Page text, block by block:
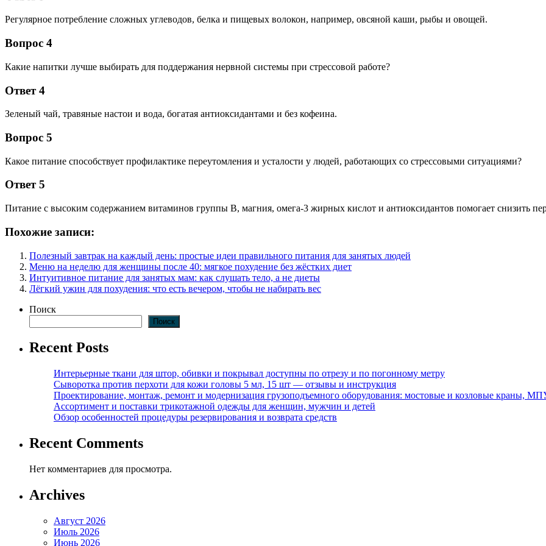
Регулярное потребление сложных углеводов, белка и пищевых волокон, например, овсяной каши, рыбы и овощей.
Вопрос 4
Какие напитки лучше выбирать для поддержания нервной системы при стрессовой работе?
Ответ 4
Зеленый чай, травяные настои и вода, богатая антиоксидантами и без кофеина.
Вопрос 5
Какое питание способствует профилактике переутомления и усталости у людей, работающих со стрессовыми ситуациями?
Ответ 5
Питание с высоким содержанием витаминов группы В, магния, омега-3 жирных кислот и антиоксидантов помогает снизить
Похожие записи:
Полезный завтрак на каждый день: простые идеи правильного питания для занятых людей
Меню на неделю для женщины после 40: мягкое похудение без жёстких диет
Интуитивное питание для занятых мам: как слушать тело, а не диеты
Лёгкий ужин для похудения: что есть вечером, чтобы не набирать вес
Поиск
Поиск
Recent Posts
Интерьерные ткани для штор, обивки и покрывал доступны по отрезу и по погонному метру
Сыворотка против перхоти для кожи головы 5 мл, 15 шт — отзывы и инструкция
Проектирование, монтаж, ремонт и модернизация грузоподъемного оборудования: мостовые и козловые краны,
Ассортимент и поставки трикотажной одежды для женщин, мужчин и детей
Обзор особенностей процедуры резервирования и возврата средств
Recent Comments
Нет комментариев для просмотра.
Archives
Август 2026
Июль 2026
Июнь 2026